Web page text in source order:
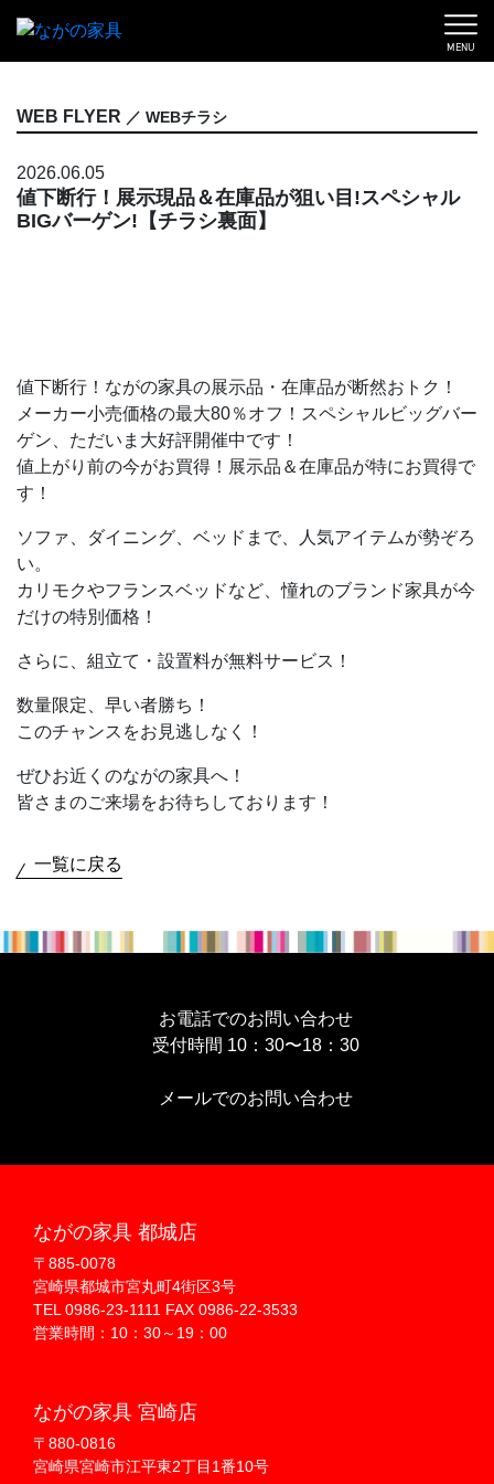
MENU
WEB FLYER ／ WEBチラシ
2026.06.05
値下断行！展示現品＆在庫品が狙い目!スペシャル
BIGバーゲン!【チラシ裏面】
値下断行！ながの家具の展示品・在庫品が断然おトク！
メーカー小売価格の最大80％オフ！スペシャルビッグバー
ゲン、ただいま大好評開催中です！
値上がり前の今がお買得！展示品＆在庫品が特にお買得で
す！
ソファ、ダイニング、ベッドまで、人気アイテムが勢ぞろ
い。
カリモクやフランスベッドなど、憧れのブランド家具が今
だけの特別価格！
さらに、組立て・設置料が無料サービス！
数量限定、早い者勝ち！
このチャンスをお見逃しなく！
ぜひお近くのながの家具へ！
皆さまのご来場をお待ちしております！
一覧に戻る
お電話でのお問い合わせ
受付時間 10：30〜18：30
メールでのお問い合わせ
ながの家具 都城店
〒885-0078
宮崎県都城市宮丸町4街区3号
TEL 0986-23-1111 FAX 0986-22-3533
営業時間：10：30～19：00
ながの家具 宮崎店
〒880-0816
宮崎県宮崎市江平東2丁目1番10号